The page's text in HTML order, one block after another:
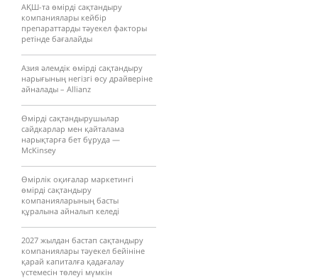
АҚШ-та өмірді сақтандыру
компаниялары кейбір
препараттарды тәуекел факторы
ретінде бағалайды
Азия әлемдік өмірді сақтандыру
нарығының негізгі өсу драйверіне
айналады – Allianz
Өмірді сақтандырушылар
сайдкарлар мен қайталама
нарықтарға бет бұруда —
McKinsey
Өмірлік оқиғалар маркетингі
өмірді сақтандыру
компанияларының басты
құралына айналып келеді
2027 жылдан бастап сақтандыру
компаниялары тәуекел бейініне
қарай капиталға қадағалау
үстемесін төлеуі мүмкін